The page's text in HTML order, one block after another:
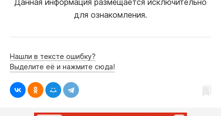
Данная информация размещается исключительно
для ознакомления.
Нашли в тексте ошибку?
Выделите её и нажмите сюда!